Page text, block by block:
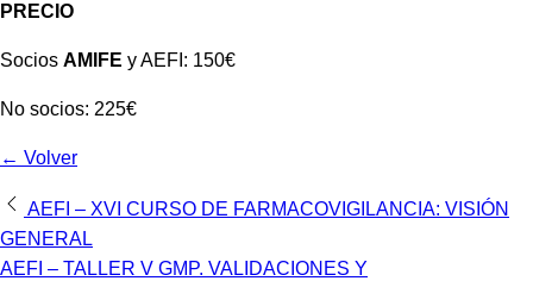
PRECIO
Socios AMIFE y AEFI: 150€
No socios: 225€
← Volver
Navegación
de
AEFI – XVI CURSO DE FARMACOVIGILANCIA: VISIÓN
GENERAL
AEFI – TALLER V GMP. VALIDACIONES Y